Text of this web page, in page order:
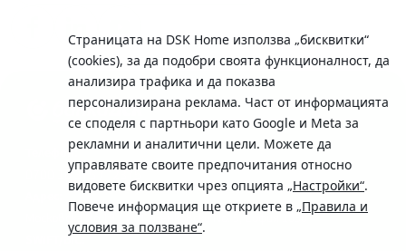
Страницата на DSK Home използва „бисквитки“
(cookies), за да подобри своята функционалност, да
анализира трафика и да показва
персонализирана реклама. Част от информацията
се споделя с партньори като Google и Meta за
рекламни и аналитични цели. Можете да
управлявате своите предпочитания относно
видовете бисквитки чрез опцията „Настройки“.
Повече информация ще откриете в „Правила и
условия за ползване“.
Телефон:
0700 10 375 / *2375
Московска No.19 / ул. Г. Бенковски No. 5, София 1036
SWIFT/BIC: